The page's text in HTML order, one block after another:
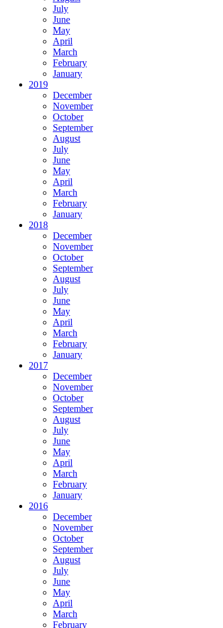
July
June
May
April
March
February
January
2019
December
November
October
September
August
July
June
May
April
March
February
January
2018
December
November
October
September
August
July
June
May
April
March
February
January
2017
December
November
October
September
August
July
June
May
April
March
February
January
2016
December
November
October
September
August
July
June
May
April
March
February